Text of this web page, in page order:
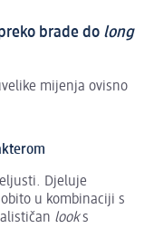
brade do long
mijenja ovisno
Djeluje
u kombinaciji s
looks